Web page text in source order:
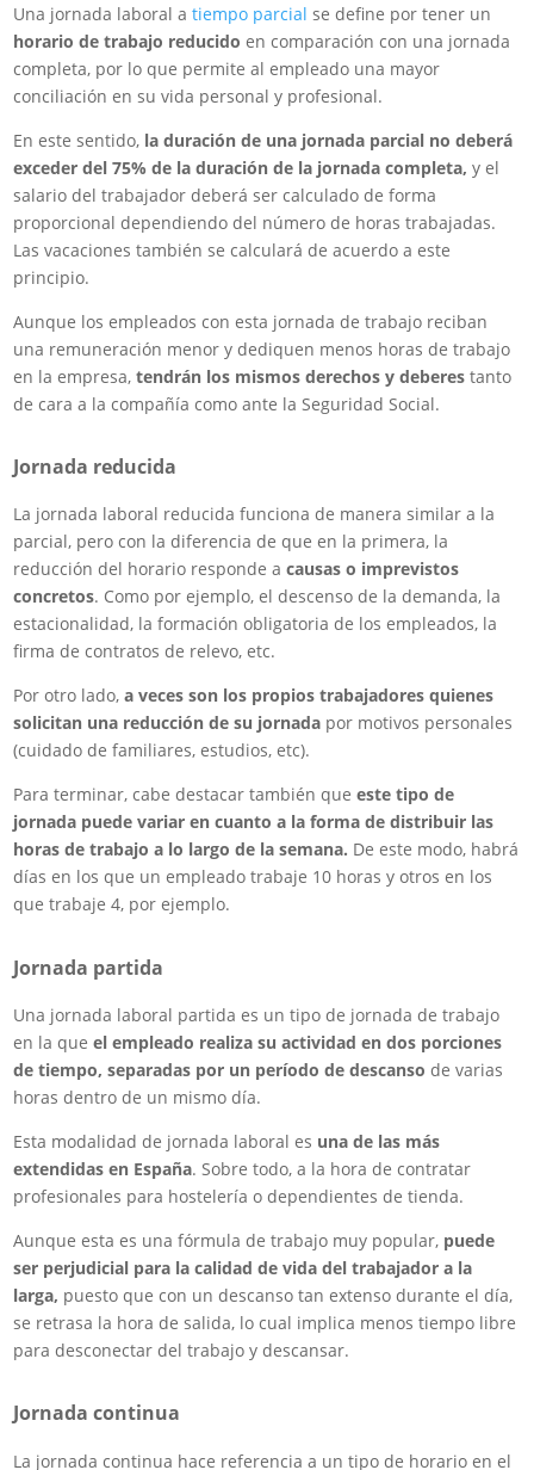
Una jornada laboral atiempo parcial se define por tener un
horario de trabajo reducido en comparación con una jornada
completa, por lo que permite al empleado una mayor
conciliación en su vida personal y profesional.
En este sentido, la duración de una jornada parcial no deberá
exceder del 75% de la duración de la jornada completa, y el
salario del trabajador deberá ser calculado de forma
proporcional dependiendo del número de horas trabajadas.
Las vacaciones también se calculará de acuerdo a este
principio.
Aunque los empleados con esta jornada de trabajo reciban
una remuneración menor y dediquen menos horas de trabajo
en la empresa,tendrán los mismos derechos y deberes tanto
de cara a la compañía como ante la Seguridad Social.
Jornada reducida
La jornada laboral reducida funciona de manera similar a la
parcial, pero con la diferencia de que en la primera, la
reducción del horario responde acausas o imprevistos
concretos. Como por ejemplo, el descenso de la demanda, la
estacionalidad, la formación obligatoria de los empleados, la
firma de contratos de relevo, etc.
Por otro lado,a veces son los propios trabajadores quienes
solicitan una reducción de su jornada por motivos personales
(cuidado de familiares, estudios, etc).
Para terminar, cabe destacar también queeste tipo de
jornada puede variar en cuanto a la forma de distribuir las
horas de trabajo a lo largo de la semana. De este modo, habrá
días en los que un empleado trabaje 10 horas y otros en los
que trabaje 4, por ejemplo.
Jornada partida
Una jornada laboral partida es un tipo de jornada de trabajo
en la queel empleado realiza su actividad en dos porciones
de tiempo, separadas por un período de descanso de varias
horas dentro de un mismo día.
Esta modalidad de jornada laboral es una de las más
extendidas en España. Sobre todo, a la hora de contratar
profesionales para hostelería o dependientes de tienda.
Aunque esta es una fórmula de trabajo muy popular, puede
ser perjudicial para la calidad de vida del trabajador a la
larga, puesto que con un descanso tan extenso durante el día,
se retrasa la hora de salida, lo cual implica menos tiempo libre
para desconectar del trabajo y descansar.
Jornada continua
La jornada continua hace referencia a un tipo de horario en el